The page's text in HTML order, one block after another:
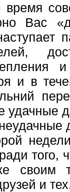
время
Вас
и в
своим
и